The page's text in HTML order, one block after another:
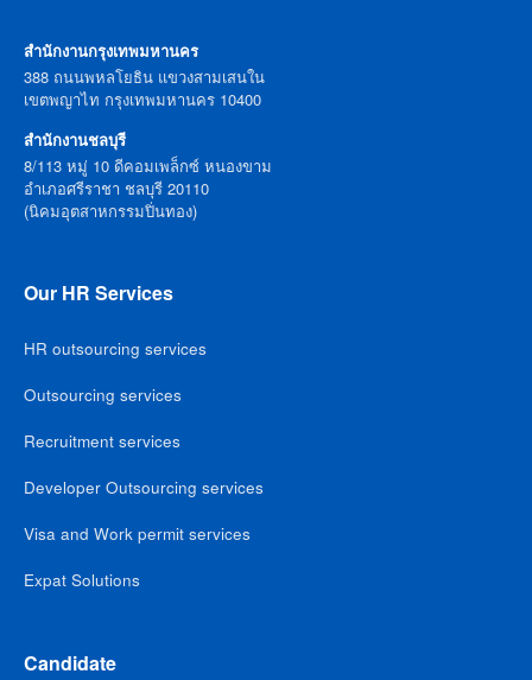
สำนักงานกรุงเทพมหานคร
388 ถนนพหลโยธิน แขวงสามเสนใน
เขตพญาไท กรุงเทพมหานคร 10400
สำนักงานชลบุรี
8/113 หมู่ 10 ดีคอมเพล็กซ์ หนองขาม
อำเภอศรีราชา ชลบุรี 20110
(นิคมอุตสาหกรรมปิ่นทอง)
Our HR Services
HR outsourcing services
Outsourcing services
Recruitment services
Developer Outsourcing services
Visa and Work permit services
Expat Solutions
Candidate